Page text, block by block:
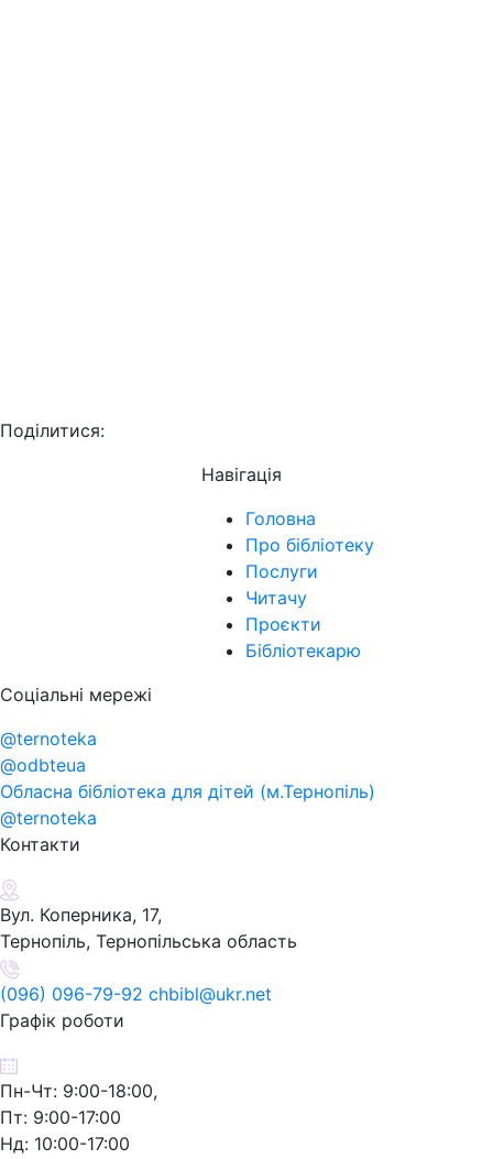
Поділитися:
Навігація
Головна
Про бібліотеку
Послуги
Читачу
Проєкти
Бібліотекарю
Соціальні мережі
@ternoteka
@odbteua
Обласна бібліотека для дітей (м.Тернопіль)
@ternoteka
Контакти
Вул. Коперника, 17,
Тернопіль, Тернопільська область
(096) 096-79-92 chbibl@ukr.net
Графік роботи
Пн-Чт: 9:00-18:00,
Пт: 9:00-17:00
Нд: 10:00-17:00